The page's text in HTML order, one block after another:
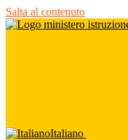
Salta al contenuto
Italiano